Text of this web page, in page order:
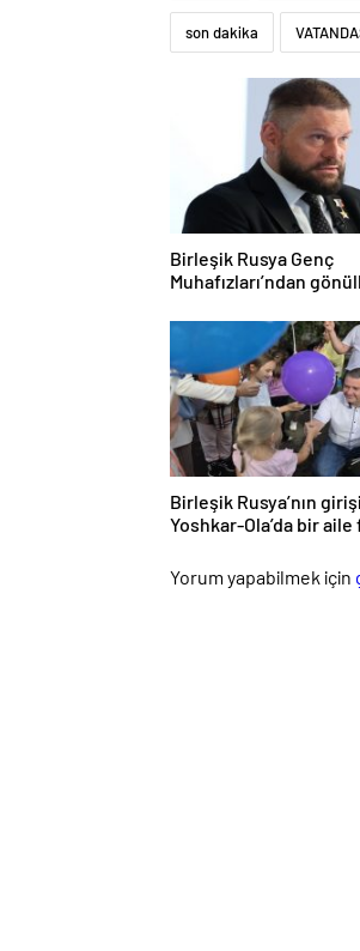
son dakika
Birleşik Rusya Genç
Muhafızları’ndan
söndürücüler ve
konusunda yardımcı
Birleşik Rusya’nın
Yoshkar-Ola’da bir
Yorum yapabilmek için